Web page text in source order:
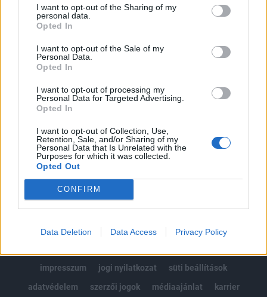
I want to opt-out of the Sharing of my
personal data.
Opted In
I want to opt-out of the Sale of my
Personal Data.
Opted In
I want to opt-out of processing my
Personal Data for Targeted Advertising.
Opted In
I want to opt-out of Collection, Use,
Retention, Sale, and/or Sharing of my
Personal Data that Is Unrelated with the
Purposes for which it was collected.
Opted Out
CONFIRM
Data Deletion Data Access Privacy Policy
regisztrációhoz kötött.
Portfolio.hu teljes cikkarchívum
Kötéslisták: BÉT elmúlt 2 év napon belüli
MÁR ELŐFIZETŐNK VAGY?BEJELENTKEZÉS
impresszum
jogi nyilatkozat
süti beállítások
adatvédelem
szerzői jogok médiaajánlat karrier